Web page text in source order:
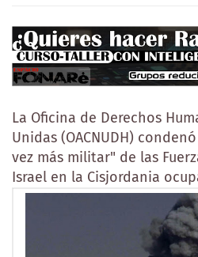
La Oficina de Derechos
Unidas (OACNUDH)
vez más militar" de las
Israel en la Cisjordania